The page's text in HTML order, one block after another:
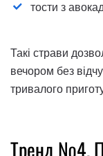
тости з
Такі страви
вечором без
тривалого
Тренд №4.